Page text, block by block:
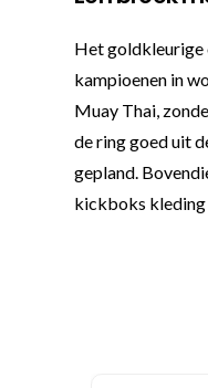
Het goldkleurige
kampioenen in
Muay Thai,
de ring goed uit
gepland.
kickboks kleding